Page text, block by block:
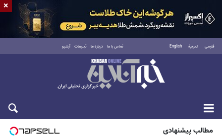
فارسی العربية English تماس با ما درباره ما تبلیغات آرشیو
جمعه ۱۶ مرداد ۱۴۰۵
مطالب پیشنهادی
×